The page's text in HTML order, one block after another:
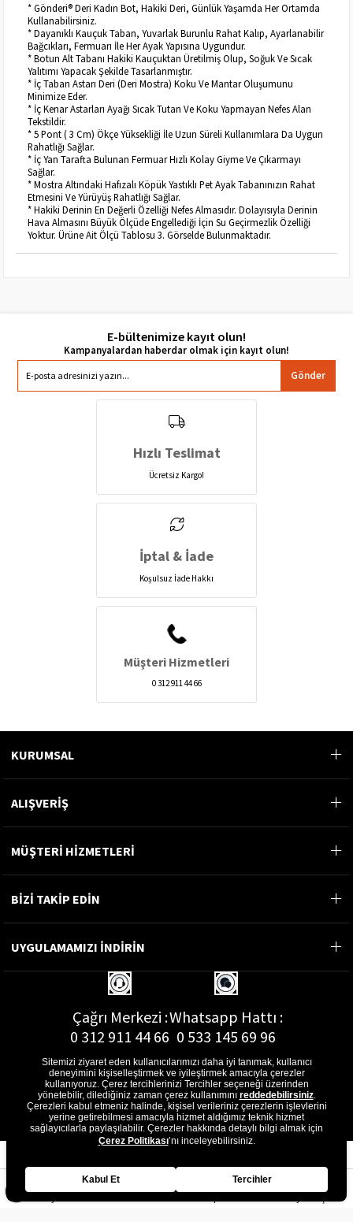
* Gönderi® Deri Kadın Bot, Hakiki Deri, Günlük Yaşamda Her Ortamda
Kullanabilirsiniz.
* Dayanıklı Kauçuk Taban, Yuvarlak Burunlu Rahat Kalıp, Ayarlanabilir
Bağcıkları, Fermuarı İle Her Ayak Yapısına Uygundur.
* Botun Alt Tabanı Hakiki Kauçuktan Üretilmiş Olup, Soğuk Ve Sıcak
Yalıtımı Yapacak Şekilde Tasarlanmıştır.
* İç Taban Astarı Deri (Deri Mostra) Koku Ve Mantar Oluşumunu
Minimize Eder.
* İç Kenar Astarları Ayağı Sıcak Tutan Ve Koku Yapmayan Nefes Alan
Tekstildir.
* 5 Pont ( 3 Cm) Ökçe Yüksekliği İle Uzun Süreli Kullanımlara Da Uygun
Rahatlığı Sağlar.
* İç Yan Tarafta Bulunan Fermuar Hızlı Kolay Giyme Ve Çıkarmayı
Sağlar.
* Mostra Altındaki Hafızalı Köpük Yastıklı Pet Ayak Tabanınızın Rahat
Etmesini Ve Yürüyüş Rahatlığı Sağlar.
* Hakiki Derinin En Değerli Özelliği Nefes Almasıdır. Dolayısıyla Derinin
Hava Almasını Büyük Ölçüde Engellediği İçin Su Geçirmezlik Özelliği
Yoktur. Ürüne Ait Ölçü Tablosu 3. Görselde Bulunmaktadır.
E-bültenimize kayıt olun!
Gönder
Hızlı Teslimat
Ücretsiz Kargo!
İptal & İade
Koşulsuz İade Hakkı
Müşteri Hizmetleri
0 312 911 44 66
KURUMSAL
ALIŞVERİŞ
MÜŞTERİ HİZMETLERİ
BİZİ TAKİP EDİN
UYGULAMAMIZI İNDİRİN
Çağrı Merkezi :
0 312 911 44 66
Whatsapp Hattı :
0 533 145 69 96
E-Posta Adresi :
musterihizmetleri@gon.com.tr
Sitemizi ziyaret eden kullanıcılarımızı daha iyi tanımak, kullanıcı
deneyimini kişiselleştirmek ve iyileştirmek amacıyla çerezler
kullanıyoruz. Çerez tercihlerinizi Tercihler seçeneği üzerinden
yönetebilir, dilediğiniz zaman çerez kullanımını reddedebilirsiniz.
Çerezleri kabul etmeniz halinde, kişisel verileriniz çerezlerin işlevlerini
yerine getirebilmesi amacıyla hizmet aldığımız teknik hizmet
sağlayıcılarla paylaşılabilir. Çerezler hakkında detaylı bilgi almak için
Çerez Politikası’nı inceleyebilirsiniz.
Kabul Et Tercihler